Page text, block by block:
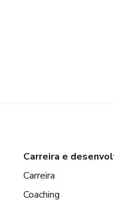
Carreira e
Carreira
Coaching